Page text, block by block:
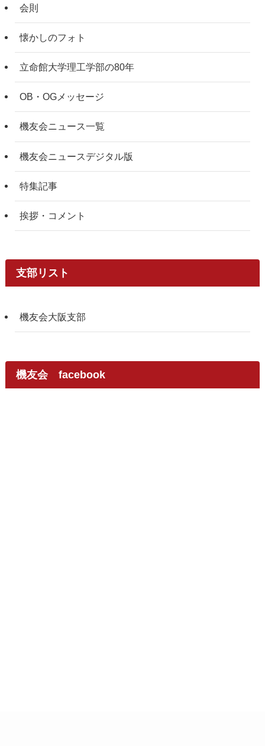
会則
懐かしのフォト
立命館大学理工学部の80年
OB・OGメッセージ
機友会ニュース一覧
機友会ニュースデジタル版
特集記事
挨拶・コメント
支部リスト
機友会大阪支部
機友会 facebook